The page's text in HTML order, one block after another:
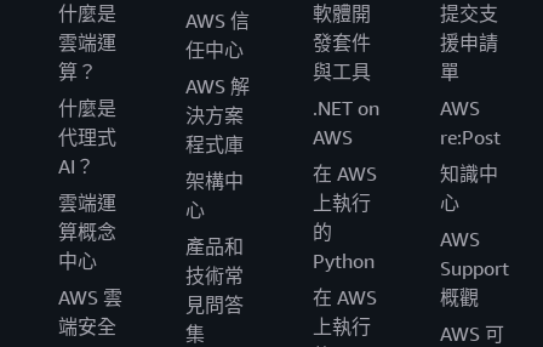
什麼是
雲端運
算？
什麼是
代理式
AI？
雲端運
算概念
中心
AWS 雲
端安全
AWS 信
任中心
AWS 解
決方案
程式庫
架構中
心
產品和
技術常
見問答
集
軟體開
發套件
與工具
.NET on
AWS
在 AWS
上執行
的
Python
在 AWS
上執行
提交支
援申請
單
AWS
re:Post
知識中
心
AWS
Support
概觀
AWS 可